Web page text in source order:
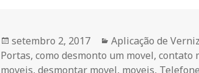
Publicado
em
setembro 2, 2017 Categorias
Aplicação de Verniz
Portas,como desmonto um movel,contato
moveis,desmontar movel, moveis,